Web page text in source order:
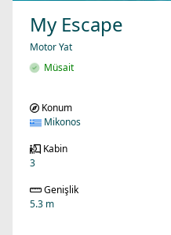
My Escape
Motor Yat
Müsait
Konum
Mikonos
Kabin
3
Genişlik
5.3 m